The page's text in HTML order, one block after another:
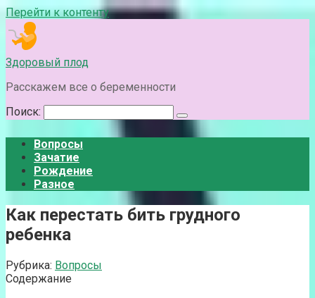
Перейти к контенту
Здоровый плод
Расскажем все о беременности
Поиск:
Вопросы
Зачатие
Рождение
Разное
Как перестать бить грудного
ребенка
Рубрика: Вопросы
Содержание